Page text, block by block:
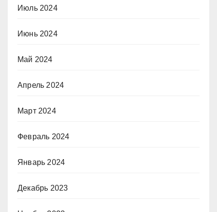
Июль 2024
Июнь 2024
Май 2024
Апрель 2024
Март 2024
Февраль 2024
Январь 2024
Декабрь 2023